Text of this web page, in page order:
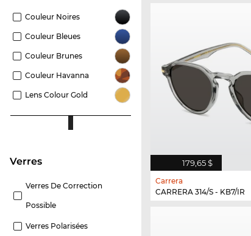
Couleur Noires
Couleur Bleues
Couleur Brunes
Couleur Havanna
Lens Colour Gold
Verres
Verres De Correction
Possible
Verres Polarisées
179,65 $
Carrera
CARRERA 314/S - KB7/IR